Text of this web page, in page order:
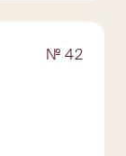
№ 42